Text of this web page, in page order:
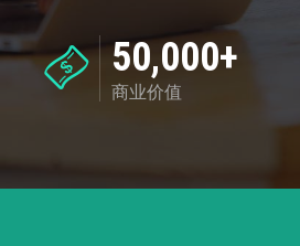
50,000+
商业价值